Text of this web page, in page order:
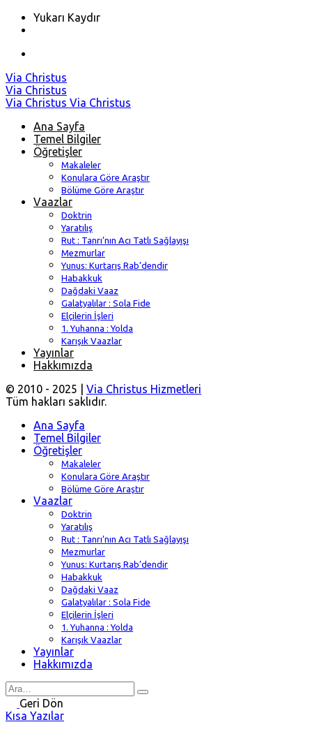
Yukarı Kaydır
Skip
to
content
Via Christus
Via Christus
Via Christus Via Christus
Ana Sayfa
Temel Bilgiler
Öğretişler
Makaleler
Konulara Göre Araştır
Bölüme Göre Araştır
Vaazlar
Doktrin
Yaratılış
Rut : Tanrı’nın Acı Tatlı Sağlayışı
Mezmurlar
Yunus: Kurtarış Rab’dendir
Habakkuk
Dağdaki Vaaz
Galatyalılar : Sola Fide
Elçilerin İşleri
1. Yuhanna : Yolda
Karışık Vaazlar
Yayınlar
Hakkımızda
© 2010 - 2025 | Via Christus Hizmetleri
Tüm hakları saklıdır.
Ana Sayfa
Temel Bilgiler
Öğretişler
Makaleler
Konulara Göre Araştır
Bölüme Göre Araştır
Vaazlar
Doktrin
Yaratılış
Rut : Tanrı’nın Acı Tatlı Sağlayışı
Mezmurlar
Yunus: Kurtarış Rab’dendir
Habakkuk
Dağdaki Vaaz
Galatyalılar : Sola Fide
Elçilerin İşleri
1. Yuhanna : Yolda
Karışık Vaazlar
Yayınlar
Hakkımızda
Search
forGeri Dön
Kısa Yazılar